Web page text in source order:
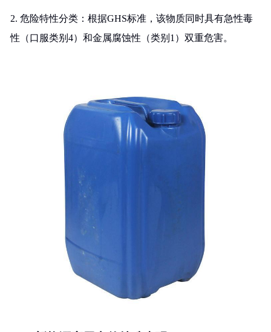
2. 危险特性分类：根据GHS标准，该物质同时具有急性毒
性（口服类别4）和金属腐蚀性（类别1）双重危害。